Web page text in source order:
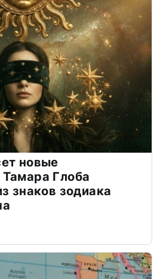
новые
Глоба
знаков зодиака